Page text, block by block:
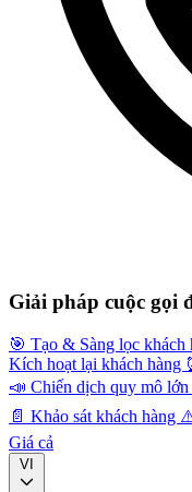
Giải pháp cuộc gọi
🎯 Tạo & Sàng lọc khách
Kích hoạt lại khách hàng
📣 Chiến dịch quy mô lớn
📄 Khảo sát khách hàng
Giá cả
VI